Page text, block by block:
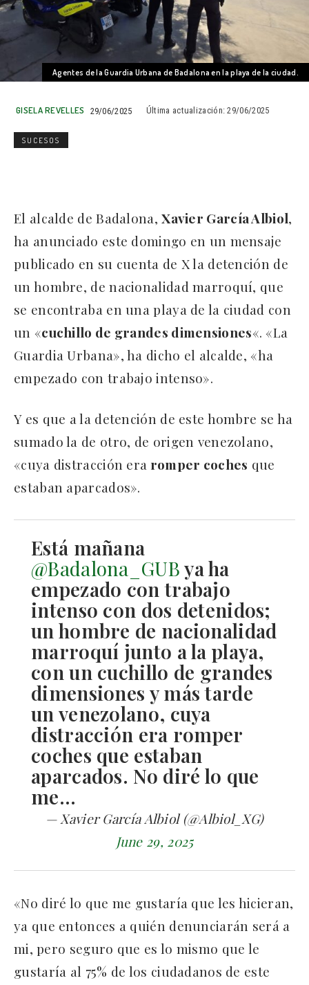
Agentes de la Guardia Urbana de Badalona en la playa de la ciudad.
GISELA REVELLES 29/06/2025 Última actualización: 29/06/2025
SUCESOS
El alcalde de Badalona,Xavier García Albiol,
ha anunciado este domingo en un mensaje
publicado en su cuenta de X la detención de
un hombre, de nacionalidad marroquí, que
se encontraba en una playa de la ciudad con
un «cuchillo de grandes dimensiones«. «La
Guardia Urbana», ha dicho el alcalde, «ha
empezado con trabajo intenso».
Y es que a la detención de este hombre se ha
sumado la de otro, de origen venezolano,
«cuya distracción era romper coches que
estaban aparcados».
Está mañana
@Badalona_GUBya ha
empezado con trabajo
intenso con dos detenidos;
un hombre de nacionalidad
marroquí junto a la playa,
con un cuchillo de grandes
dimensiones y más tarde
un venezolano, cuya
distracción era romper
coches que estaban
aparcados. No diré lo que
me…
— Xavier García Albiol (@Albiol_XG)
June 29, 2025
«No diré lo que me gustaría que les hicieran,
ya que entonces a quién denunciarán será a
mi, pero seguro que es lo mismo que le
gustaría al 75% de los ciudadanos de este